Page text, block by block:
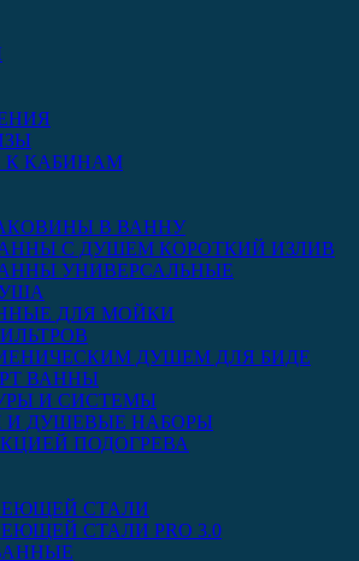
КАБИНАМ
В ВАННУ
С ДУШЕМ КОРОТКИЙ ИЗЛИВ
УНИВЕРСАЛЬНЫЕ
ДЛЯ МОЙКИ
ДУШЕМ ДЛЯ БИДЕ
ВАННЫ
И СИСТЕМЫ
ДУШЕВЫЕ НАБОРЫ
ПОДОГРЕВА
СТАЛИ
СТАЛИ PRO 3.0